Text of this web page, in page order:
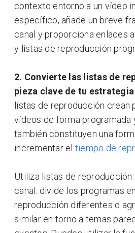
contexto entorno a un vídeo
específico, añade un breve
canal y proporciona enlaces
y listas de reproducción
2. Convierte las listas de
pieza clave de tu
listas de reproducción crean
vídeos de forma programada
también constituyen una
incrementar el tiempo de
Utiliza listas de reproducción
canal: divide los programas
reproducción diferentes o
similar en torno a temas